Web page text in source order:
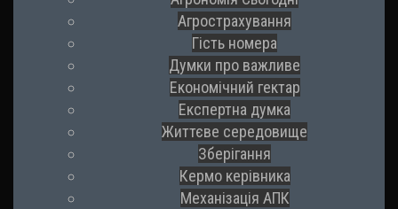
Агрострахування
Гість номера
Думки про важливе
Економічний гектар
Експертна думка
Життєве середовище
Зберігання
Кермо керівника
Механізація АПК